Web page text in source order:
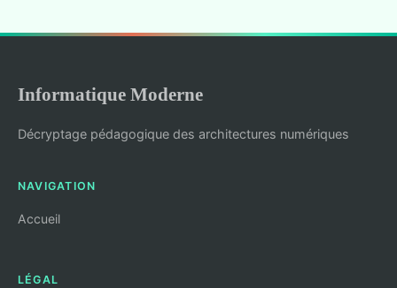
Informatique Moderne
Décryptage pédagogique des architectures numériques
NAVIGATION
Accueil
LÉGAL